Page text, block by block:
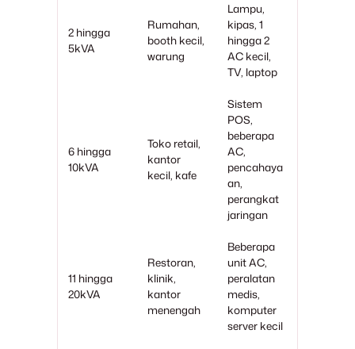
2 hingga
5kVA
Rumahan,
booth kecil,
warung
Lampu,
kipas, 1
hingga 2
AC kecil,
TV, laptop
6 hingga
10kVA
Toko retail,
kantor
kecil, kafe
Sistem
POS,
beberapa
AC,
pencahaya
an,
perangkat
jaringan
11 hingga
20kVA
Restoran,
klinik,
kantor
menengah
Beberapa
unit AC,
peralatan
medis,
komputer
server kecil